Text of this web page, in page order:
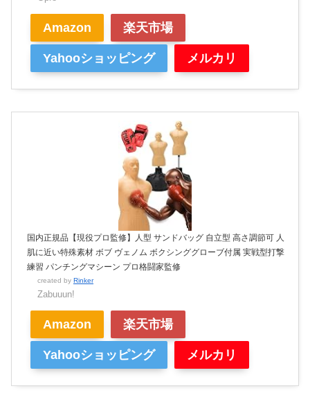
Amazon 楽天市場
Yahooショッピング メルカリ
国内正規品【現役プロ監修】人型 サンドバッグ 自立型 高さ調節可 人
肌に近い特殊素材 ボブ ヴェノム ボクシンググローブ付属 実戦型打撃
練習 パンチングマシーン プロ格闘家監修
created by Rinker
Zabuuun!
Amazon 楽天市場
Yahooショッピング メルカリ